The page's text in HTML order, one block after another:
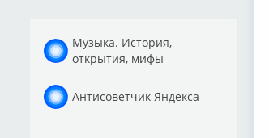
Музыка. История,
открытия, мифы
Антисоветчик Яндекса